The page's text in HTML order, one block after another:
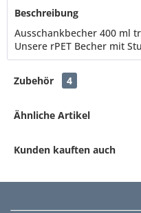
Beschreibung
Ausschankbecher 400 ml
Unsere rPET Becher mit
Zubehör 4
Ähnliche Artikel
Kunden kauften auch